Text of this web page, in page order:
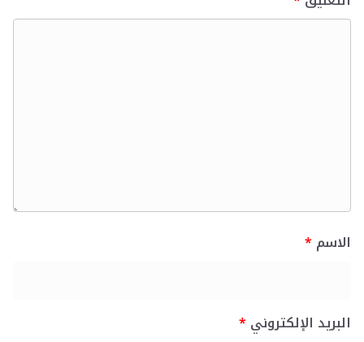
الاسم*
البريد الإلكتروني*